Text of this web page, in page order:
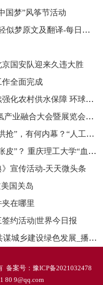
国梦”风筝节活动
自在飞花轻似梦下一句_自在飞花轻似梦原文及翻译-每日观察
国安队迎来久违大胜
全面完成
【五大战略看发展】吐鲁番市持续强化农村供水保障 环球时快讯
时讯：SNEC（2023）全球光·储·氢产业融合大会暨展览会在上海举行
重理工会计专业毕业生受到企业“哄抢”，有何内幕？“人工智能+”培养模式值得一提！_环球快资讯
如何破解人才培养和产业需求“两张皮”？ 重庆理工大学“血缘式”现代产业学院交出 “硬核”答卷-全球球精选
宣传活动-天天微头条
国关岛
在哪里
约活动|世界今日报
全区房企走进“广厦奖”标杆项目 共谋城乡建设绿色发展_播资讯
备案号： 豫ICP备2021032478
80 9@qq.com